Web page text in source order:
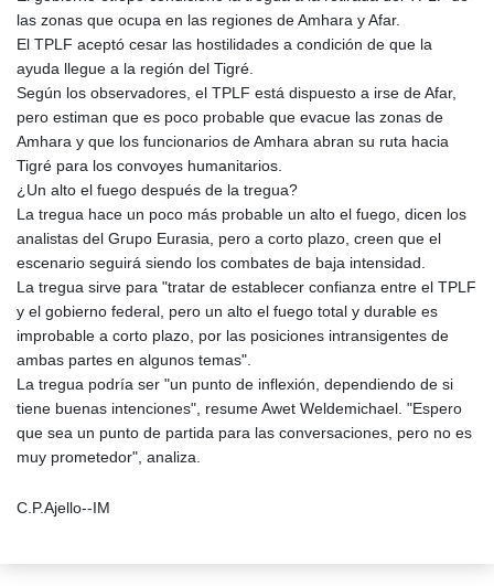
las zonas que ocupa en las regiones de Amhara y Afar.
El TPLF aceptó cesar las hostilidades a condición de que la
ayuda llegue a la región del Tigré.
Según los observadores, el TPLF está dispuesto a irse de Afar,
pero estiman que es poco probable que evacue las zonas de
Amhara y que los funcionarios de Amhara abran su ruta hacia
Tigré para los convoyes humanitarios.
¿Un alto el fuego después de la tregua?
La tregua hace un poco más probable un alto el fuego, dicen los
analistas del Grupo Eurasia, pero a corto plazo, creen que el
escenario seguirá siendo los combates de baja intensidad.
La tregua sirve para "tratar de establecer confianza entre el TPLF
y el gobierno federal, pero un alto el fuego total y durable es
improbable a corto plazo, por las posiciones intransigentes de
ambas partes en algunos temas".
La tregua podría ser "un punto de inflexión, dependiendo de si
tiene buenas intenciones", resume Awet Weldemichael. "Espero
que sea un punto de partida para las conversaciones, pero no es
muy prometedor", analiza.
C.P.Ajello--IM